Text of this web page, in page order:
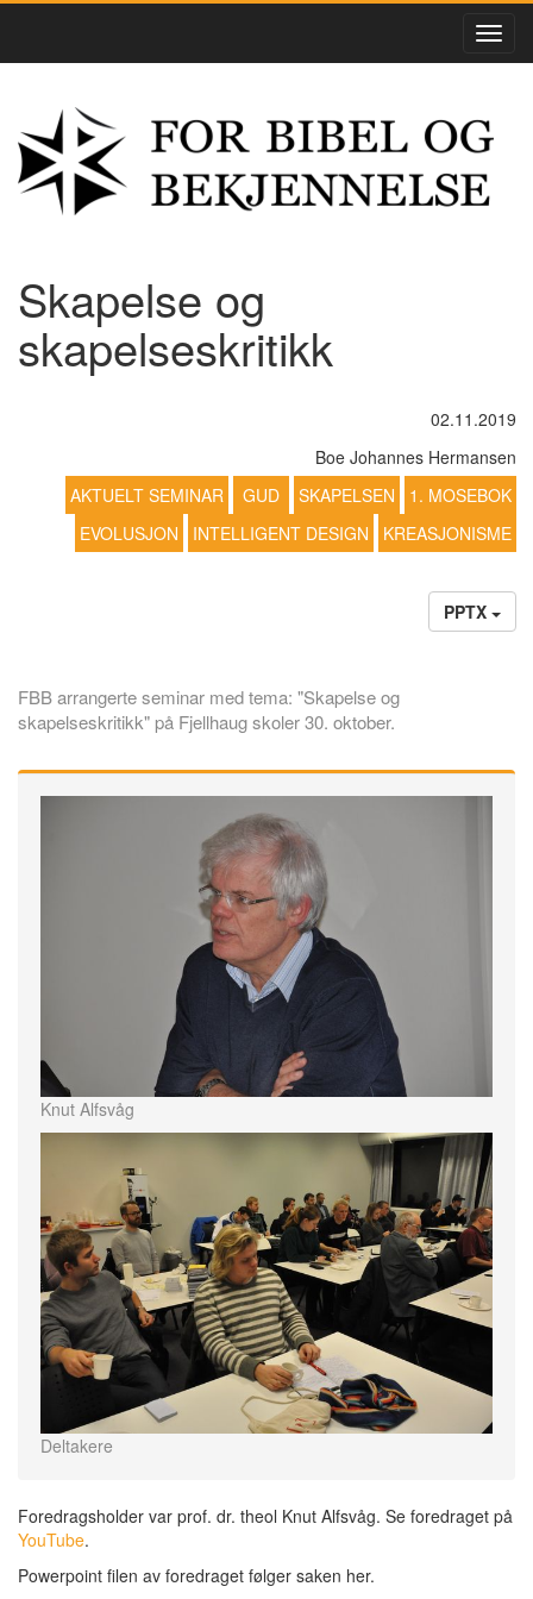
Skapelse og
skapelseskritikk
02.11.2019
Boe Johannes Hermansen
AKTUELT SEMINAR
GUD SKAPELSEN
1. MOSEBOK
EVOLUSJON
INTELLIGENT DESIGN KREASJONISME
PPTX
FBB arrangerte seminar med tema: "Skapelse og
skapelseskritikk" på Fjellhaug skoler 30. oktober.
Knut Alfsvåg
Deltakere
Foredragsholder var prof. dr. theol Knut Alfsvåg. Se foredraget på
YouTube.
Powerpoint filen av foredraget følger saken her.